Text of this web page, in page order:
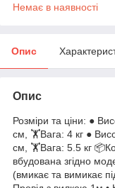
Немає в наявності
Опис
Опис
Розміри та ціни: ●
см, 🏋️Вага: 4 кг ●
см, 🏋️Вага: 5.5 кг
вбудована згідно
(вмикає та вимикає